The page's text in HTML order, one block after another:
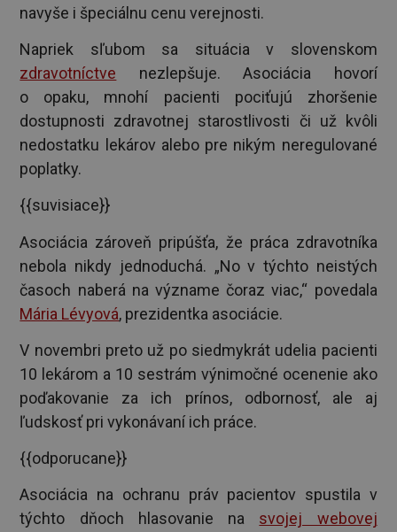
navyše i špeciálnu cenu verejnosti.
Napriek sľubom sa situácia v slovenskom
zdravotníctve nezlepšuje. Asociácia hovorí
o opaku, mnohí pacienti pociťujú zhoršenie
dostupnosti zdravotnej starostlivosti či už kvôli
nedostatku lekárov alebo pre nikým neregulované
poplatky.
{{suvisiace}}
Asociácia zároveň pripúšťa, že práca zdravotníka
nebola nikdy jednoduchá. „No v týchto neistých
časoch naberá na význame čoraz viac,“ povedala
Mária Lévyová, prezidentka asociácie.
V novembri preto už po siedmykrát udelia pacienti
10 lekárom a 10 sestrám výnimočné ocenenie ako
poďakovanie za ich prínos, odbornosť, ale aj
ľudskosť pri vykonávaní ich práce.
{{odporucane}}
Asociácia na ochranu práv pacientov spustila v
týchto dňoch hlasovanie na svojej webovej